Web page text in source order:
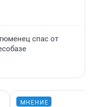
спас от
МНЕНИЕ